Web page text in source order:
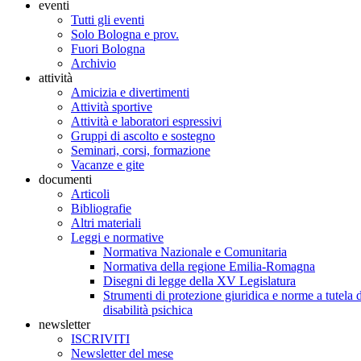
eventi
Tutti gli eventi
Solo Bologna e prov.
Fuori Bologna
Archivio
attività
Amicizia e divertimenti
Attività sportive
Attività e laboratori espressivi
Gruppi di ascolto e sostegno
Seminari, corsi, formazione
Vacanze e gite
documenti
Articoli
Bibliografie
Altri materiali
Leggi e normative
Normativa Nazionale e Comunitaria
Normativa della regione Emilia-Romagna
Disegni di legge della XV Legislatura
Strumenti di protezione giuridica e norme a tutela
disabilità psichica
newsletter
ISCRIVITI
Newsletter del mese